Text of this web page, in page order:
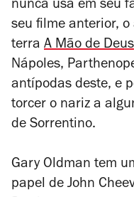
nunca usa em seu
seu filme anterior,
terra A Mão de Deus
Nápoles,
antípodas deste, e
torcer o nariz a
de Sorrentino.
Gary Oldman tem
papel de John